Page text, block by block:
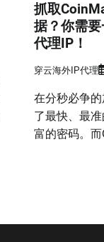
抓取
据？你需
代理IP！
穿云海外IP代理
在分秒必争
了最快、最
富的密码。